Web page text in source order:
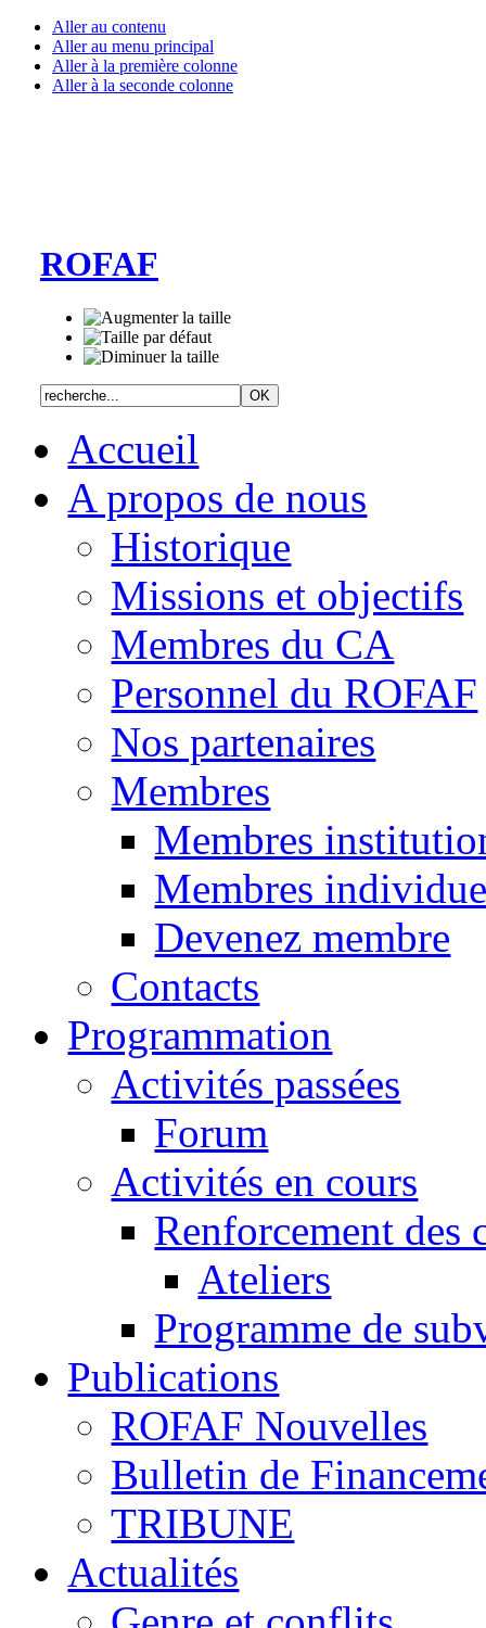
Aller au contenu
Aller au menu principal
Aller à la première colonne
Aller à la seconde colonne
ROFAF
Accueil
A propos de nous
Historique
Missions et objectifs
Membres du CA
Personnel du ROFAF
Nos partenaires
Membres
Membres
Membres
Devenez membre
Contacts
Programmation
Activités passées
Forum
Activités en cours
Renforcement des
Ateliers
Programme de
Publications
ROFAF Nouvelles
Bulletin de
TRIBUNE
Actualités